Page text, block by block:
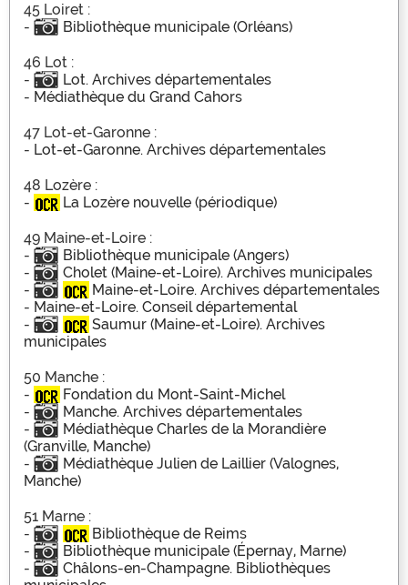
45 Loiret :
-
Bibliothèque municipale (Orléans)
46 Lot :
-
Lot. Archives départementales
- Médiathèque du Grand Cahors
47 Lot-et-Garonne :
- Lot-et-Garonne. Archives départementales
48 Lozère :
-
La Lozère nouvelle (périodique)
49 Maine-et-Loire :
-
Bibliothèque municipale (Angers)
-
Cholet (Maine-et-Loire). Archives municipales
-
Maine-et-Loire. Archives départementales
- Maine-et-Loire. Conseil départemental
-
Saumur (Maine-et-Loire). Archives
municipales
50 Manche :
-
Fondation du Mont-Saint-Michel
-
Manche. Archives départementales
-
Médiathèque Charles de la Morandière
(Granville, Manche)
-
Médiathèque Julien de Laillier (Valognes,
Manche)
51 Marne :
-
Bibliothèque de Reims
-
Bibliothèque municipale (Épernay, Marne)
-
Châlons-en-Champagne. Bibliothèques